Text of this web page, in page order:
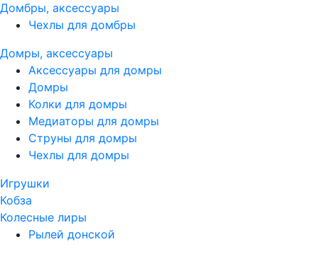
Домбры, аксессуары
Чехлы для домбры
Домры, аксессуары
Аксессуары для домры
Домры
Колки для домры
Медиаторы для домры
Струны для домры
Чехлы для домры
Игрушки
Кобза
Колесные лиры
Рылей донской